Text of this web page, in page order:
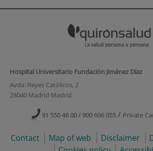
Hospital Universitario Fundación Jiménez Díaz
Avda. Reyes Católicos, 2
28040 Madrid Madrid
91 550 48 00 / 900 606 055 / Private
Contact Map of web Disclaimer